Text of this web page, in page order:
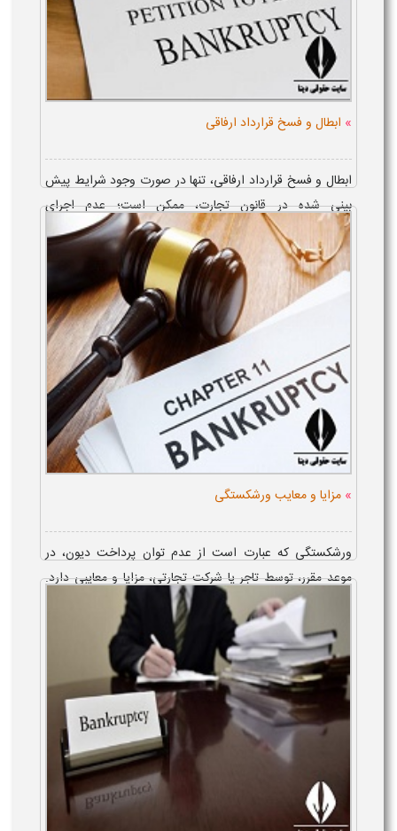
» ابطال و فسخ قرارداد ارفاقی
ابطال و فسخ قرارداد ارفاقی، تنها در صورت وجود شرایط پیش
بینی شده در قانون تجارت، ممکن است؛ عدم اجرای
قرارداد، توسط تاجر، از جمله موارد فسخ قرارداد ارفاقی و
ورشکسته ب...
» مزایا و معایب ورشکستگی
ورشکستگی که عبارت است از عدم توان پرداخت دیون، در
موعد مقرر، توسط تاجر یا شرکت تجارتی، مزایا و معایبی دارد.
بهره مندی از فرصت انعقاد قرارداد ارفاقی با طلبکاران و
محرومیت از انعقاد ...